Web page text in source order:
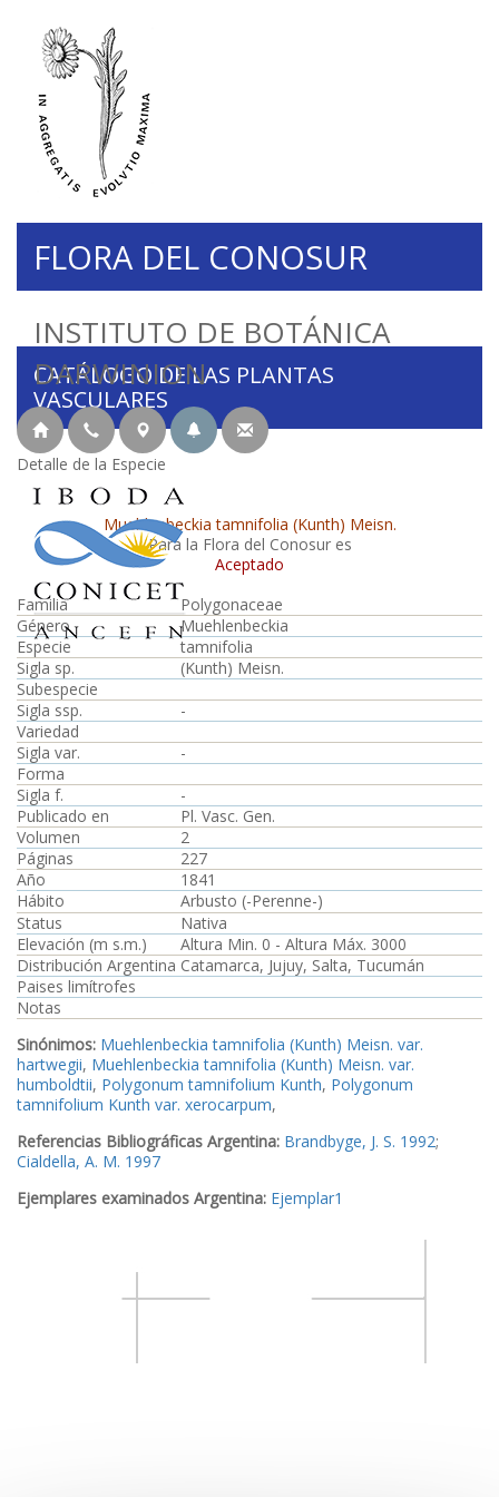
INSTITUTO DE BOTÁNICA
DARWINION
FLORA DEL CONOSUR
CATÁLOGO DE LAS PLANTAS
VASCULARES
Detalle de la Especie
Muehlenbeckia tamnifolia (Kunth) Meisn.
Para la Flora del Conosur es
Aceptado
Familia
Polygonaceae
Género
Muehlenbeckia
Especie
tamnifolia
Sigla sp.
(Kunth) Meisn.
Subespecie
Sigla ssp.
-
Variedad
Sigla var.
-
Forma
Sigla f.
-
Publicado en
Pl. Vasc. Gen.
Volumen
2
Páginas
227
Año
1841
Hábito
Arbusto (-Perenne-)
Status
Nativa
Elevación (m s.m.)
Altura Min. 0 - Altura Máx. 3000
Distribución Argentina Catamarca, Jujuy, Salta, Tucumán
Paises limítrofes
Notas
Sinónimos: Muehlenbeckia tamnifolia (Kunth) Meisn. var.
hartwegii, Muehlenbeckia tamnifolia (Kunth) Meisn. var.
humboldtii, Polygonum tamnifolium Kunth, Polygonum
tamnifolium Kunth var. xerocarpum,
Referencias Bibliográficas Argentina: Brandbyge, J. S. 1992;
Cialdella, A. M. 1997
Ejemplares examinados Argentina: Ejemplar1